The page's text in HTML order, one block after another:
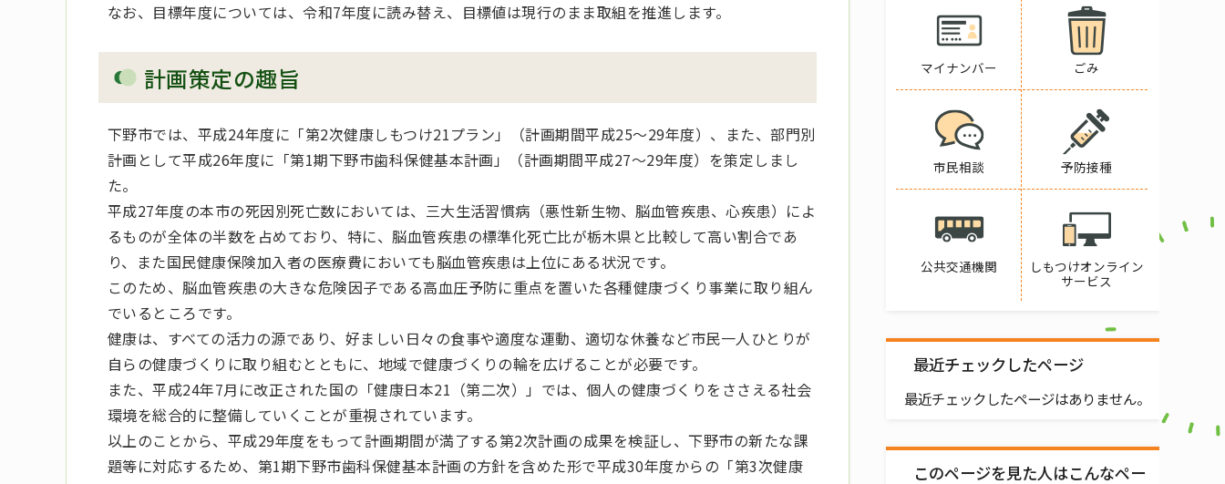
なお、目標年度については、令和7年度に読み替え、目標値は現行のまま取組を推進します。
計画策定の趣旨
下野市では、平成24年度に「第2次健康しもつけ21プラン」（計画期間平成25～29年度）、また、部門別
計画として平成26年度に「第1期下野市歯科保健基本計画」（計画期間平成27～29年度）を策定しまし
た。
平成27年度の本市の死因別死亡数においては、三大生活習慣病（悪性新生物、脳血管疾患、心疾患）によ
るものが全体の半数を占めており、特に、脳血管疾患の標準化死亡比が栃木県と比較して高い割合であ
り、また国民健康保険加入者の医療費においても脳血管疾患は上位にある状況です。
このため、脳血管疾患の大きな危険因子である高血圧予防に重点を置いた各種健康づくり事業に取り組ん
でいるところです。
健康は、すべての活力の源であり、好ましい日々の食事や適度な運動、適切な休養など市民一人ひとりが
自らの健康づくりに取り組むとともに、地域で健康づくりの輪を広げることが必要です。
また、平成24年7月に改正された国の「健康日本21（第二次）」では、個人の健康づくりをささえる社会
環境を総合的に整備していくことが重視されています。
以上のことから、平成29年度をもって計画期間が満了する第2次計画の成果を検証し、下野市の新たな課
題等に対応するため、第1期下野市歯科保健基本計画の方針を含めた形で平成30年度からの「第3次健康
マイナンバー ごみ
市民相談 予防接種
公共交通機関
しもつけオンライン
サービス
最近チェックしたページ
最近チェックしたページはありません。
このページを見た人はこんなペー